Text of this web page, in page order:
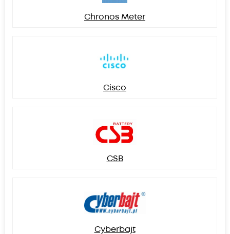
Chronos Meter
Cisco
CSB
Cyberbajt